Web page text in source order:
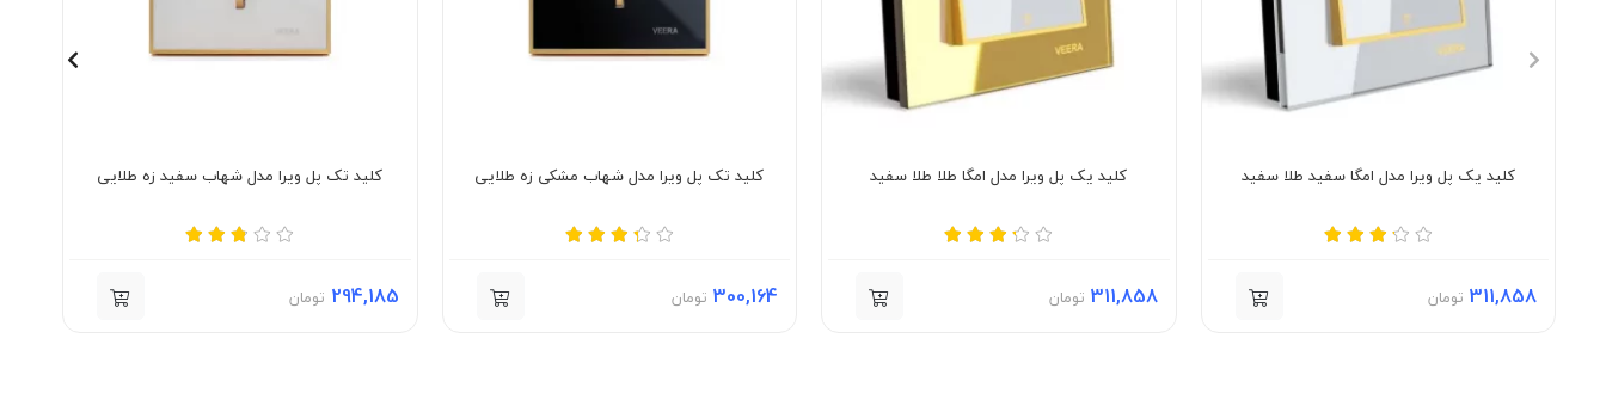
کلید یک پل ویرا مدل امگا سفید طلا سفید
311,858 تومان
کلید یک پل ویرا مدل امگا طلا طلا سفید
311,858 تومان
کلید تک پل ویرا مدل شهاب مشکی زه طلایی
300,164 تومان
کلید تک پل ویرا مدل شهاب سفید زه طلایی
294,185 تومان